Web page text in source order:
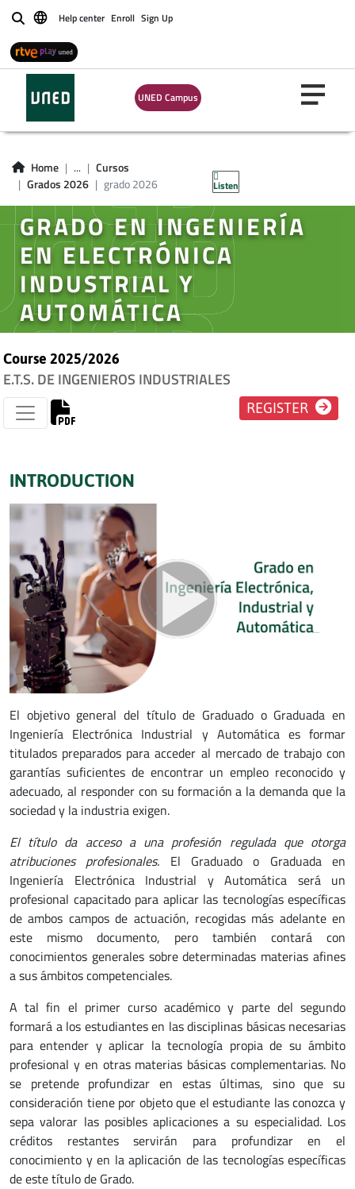
BuscarHelp center Enroll Sign Up
UNED Campus
Home ...
Cursos
Grados 2026
grado 2026 Listen
GRADO EN INGENIERÍA
EN ELECTRÓNICA
INDUSTRIAL Y
AUTOMÁTICA
Course 2025/2026
E.T.S. DE INGENIEROS INDUSTRIALES
REGISTER
INTRODUCTION
El objetivo general del título de Graduado o Graduada en
Ingeniería Electrónica Industrial y Automática es formar
titulados preparados para acceder al mercado de trabajo con
garantías suficientes de encontrar un empleo reconocido y
adecuado, al responder con su formación a la demanda que la
sociedad y la industria exigen.
El título da acceso a una profesión regulada que otorga
atribuciones profesionales. El Graduado o Graduada en
Ingeniería Electrónica Industrial y Automática será un
profesional capacitado para aplicar las tecnologías específicas
de ambos campos de actuación, recogidas más adelante en
este mismo documento, pero también contará con
conocimientos generales sobre determinadas materias afines
a sus ámbitos competenciales.
A tal fin el primer curso académico y parte del segundo
formará a los estudiantes en las disciplinas básicas necesarias
para entender y aplicar la tecnología propia de su ámbito
profesional y en otras materias básicas complementarias. No
se pretende profundizar en estas últimas, sino que su
consideración tiene por objeto que el estudiante las conozca y
sepa valorar las posibles aplicaciones a su especialidad. Los
créditos restantes servirán para profundizar en el
conocimiento y en la aplicación de las tecnologías específicas
de este título de Grado.